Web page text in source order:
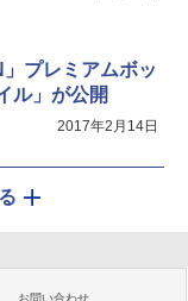
プレミアムボッ
ル」が公開
2017年2月14日
お問い合わせ